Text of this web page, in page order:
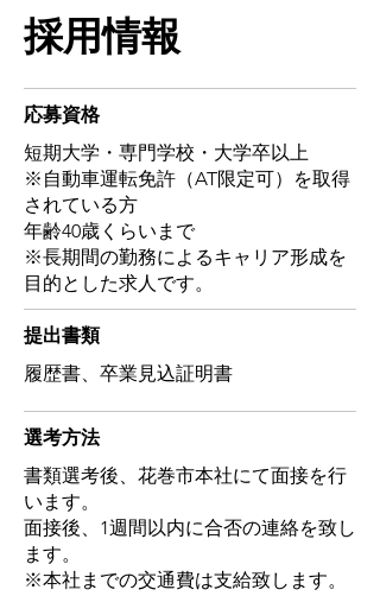
す。それに対し岩手県花巻市にある
当社は、給与は労働の対価であるべ
きという考えのもと、固定費をなる
べくかけず、利益を社員に還元する
ことを大切にしています。それはお
客様に対しても同じこと。他社より
一円でも安く商品をお届けすること
をモットーとしています。つまり、
もはやネームバリューやステイタス
で企業を選ぶことは時代錯誤と言え
しかし、「どうにかなるだろう」と
はできません。「どうにかする
ぞ」。この精神こそが働くことの醍
醐味であり、自身の存在意義につな
がるのです。また、仕事を「好き」
か「嫌い」で選ぶのではなく、自分
にとってどんな「得（徳）」をもた
そして、北海道だからこそ楽しみな
がら実現できる、新しい働き方
「オフィス」に出社して仕事を行う
のが一般的。でも、エヌワイエスで
はオフィスは「自宅」。デスクワー
クを行うためのPCはもちろん会社支
給です。「常に誰かがいて管理され
ている」という環境ではないため、
精神的にはラクな側面があります
ね。また、効率を考えてスケジュー
ル組みを行い、管理するのも自分次
お客様を訪問するという働き方もエ
ヌワイエスだから実現できていま
す。
また、北海道ならではの働き方です
が、広大な土地なので、移動中や仕
事の合間に綺麗な景色を眺めたり、
ご当地のオススメ飲食店、キャン
プ・アウトドアのポイントを見つけ
​採用情報
​応募資格
短期大学・専門学校・大学卒以上
※自動車運転免許（AT限定可）を取得
されている方
年齢40歳くらいまで
※長期間の勤務によるキャリア形成を
目的とした求人です。
​提出書類
​履歴書、卒業見込証明書
​選考方法
書類選考後、花巻市本社にて面接を行
います。
面接後、1週間以内に合否の連絡を致し
ます。
※本社までの交通費は支給致します。